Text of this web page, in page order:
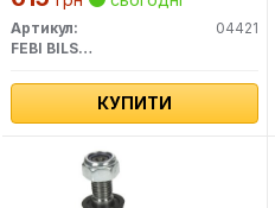
Артикул:
04421
FEBI BILSTEIN
КУПИТИ